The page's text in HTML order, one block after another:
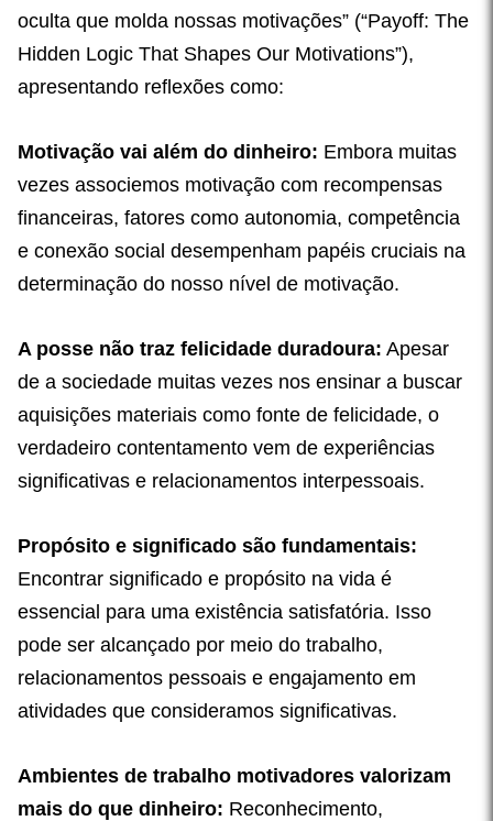
oculta que molda nossas motivações” (“Payoff: The
Hidden Logic That Shapes Our Motivations”),
apresentando reflexões como:
Motivação vai além do dinheiro: Embora muitas
vezes associemos motivação com recompensas
financeiras, fatores como autonomia, competência
e conexão social desempenham papéis cruciais na
determinação do nosso nível de motivação.
A posse não traz felicidade duradoura: Apesar
de a sociedade muitas vezes nos ensinar a buscar
aquisições materiais como fonte de felicidade, o
verdadeiro contentamento vem de experiências
significativas e relacionamentos interpessoais.
Propósito e significado são fundamentais:
Encontrar significado e propósito na vida é
essencial para uma existência satisfatória. Isso
pode ser alcançado por meio do trabalho,
relacionamentos pessoais e engajamento em
atividades que consideramos significativas.
Ambientes de trabalho motivadores valorizam
mais do que dinheiro: Reconhecimento,